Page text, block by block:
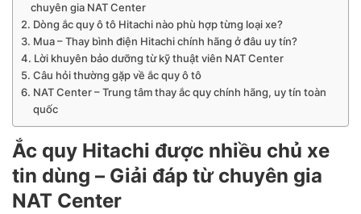
chuyên gia NAT Center
Dòng ắc quy ô tô Hitachi nào phù hợp từng loại xe?
Mua – Thay bình điện Hitachi chính hãng ở đâu uy tín?
Lời khuyên bảo dưỡng từ kỹ thuật viên NAT Center
Câu hỏi thường gặp về ắc quy ô tô
NAT Center – Trung tâm thay ắc quy chính hãng, uy tín toàn
quốc
Ắc quy Hitachi được nhiều chủ xe
tin dùng – Giải đáp từ chuyên gia
NAT Center